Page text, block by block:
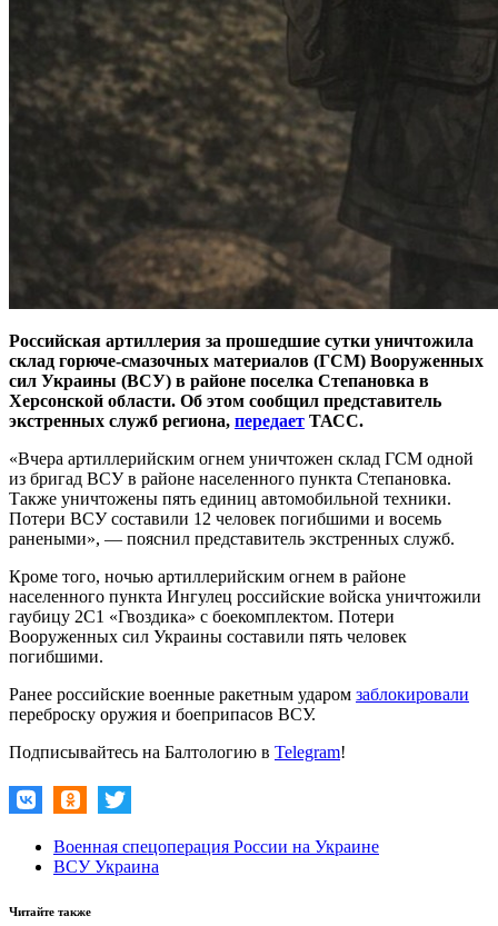
Российская артиллерия за прошедшие сутки уничтожила
склад горюче-смазочных материалов (ГСМ) Вооруженных
сил Украины (ВСУ) в районе поселка Степановка в
Херсонской области. Об этом сообщил представитель
экстренных служб региона, передает ТАСС.
«Вчера артиллерийским огнем уничтожен склад ГСМ одной
из бригад ВСУ в районе населенного пункта Степановка.
Также уничтожены пять единиц автомобильной техники.
Потери ВСУ составили 12 человек погибшими и восемь
ранеными», — пояснил представитель экстренных служб.
Кроме того, ночью артиллерийским огнем в районе
населенного пункта Ингулец российские войска уничтожили
гаубицу 2С1 «Гвоздика» с боекомплектом. Потери
Вооруженных сил Украины составили пять человек
погибшими.
Ранее российские военные ракетным ударом заблокировали
переброску оружия и боеприпасов ВСУ.
Подписывайтесь на Балтологию в Telegram!
Военная спецоперация России на Украине
ВСУ Украина
Читайте также